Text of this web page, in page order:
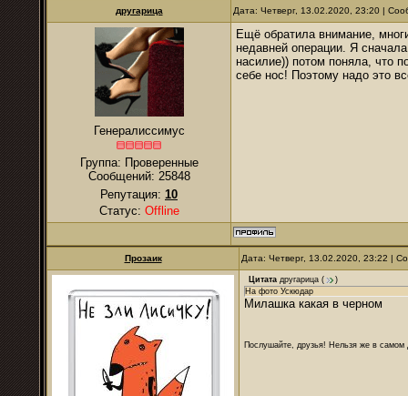
другарица Дата: Четверг, 13.02.2020, 23:20 |
Генералиссимус
Группа: Проверенные
Сообщений: 25848
Репутация: 10
Статус: Offline
Ещё обратила внимание,
недавней операции. Я
насилие)) потом поняла, что
себе нос! Поэтому надо это
Прозаик Дата: Четверг, 13.02.2020, 23:22 |
Цитата другарица (
)
На фото Ускюдар
Милашка какая в черном
Послушайте, друзья! Нельзя же в самом